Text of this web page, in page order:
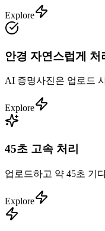
Explore
안경 자연스럽게 처
AI 증명사진은 업로드
Explore
45초 고속 처리
업로드하고 약 45초 기
Explore